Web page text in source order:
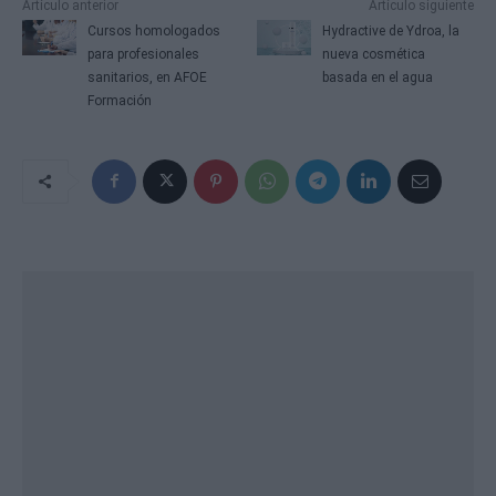
Artículo anterior
Cursos homologados
para profesionales
sanitarios, en AFOE
Formación
Artículo siguiente
Hydractive de Ydroa, la
nueva cosmética
basada en el agua